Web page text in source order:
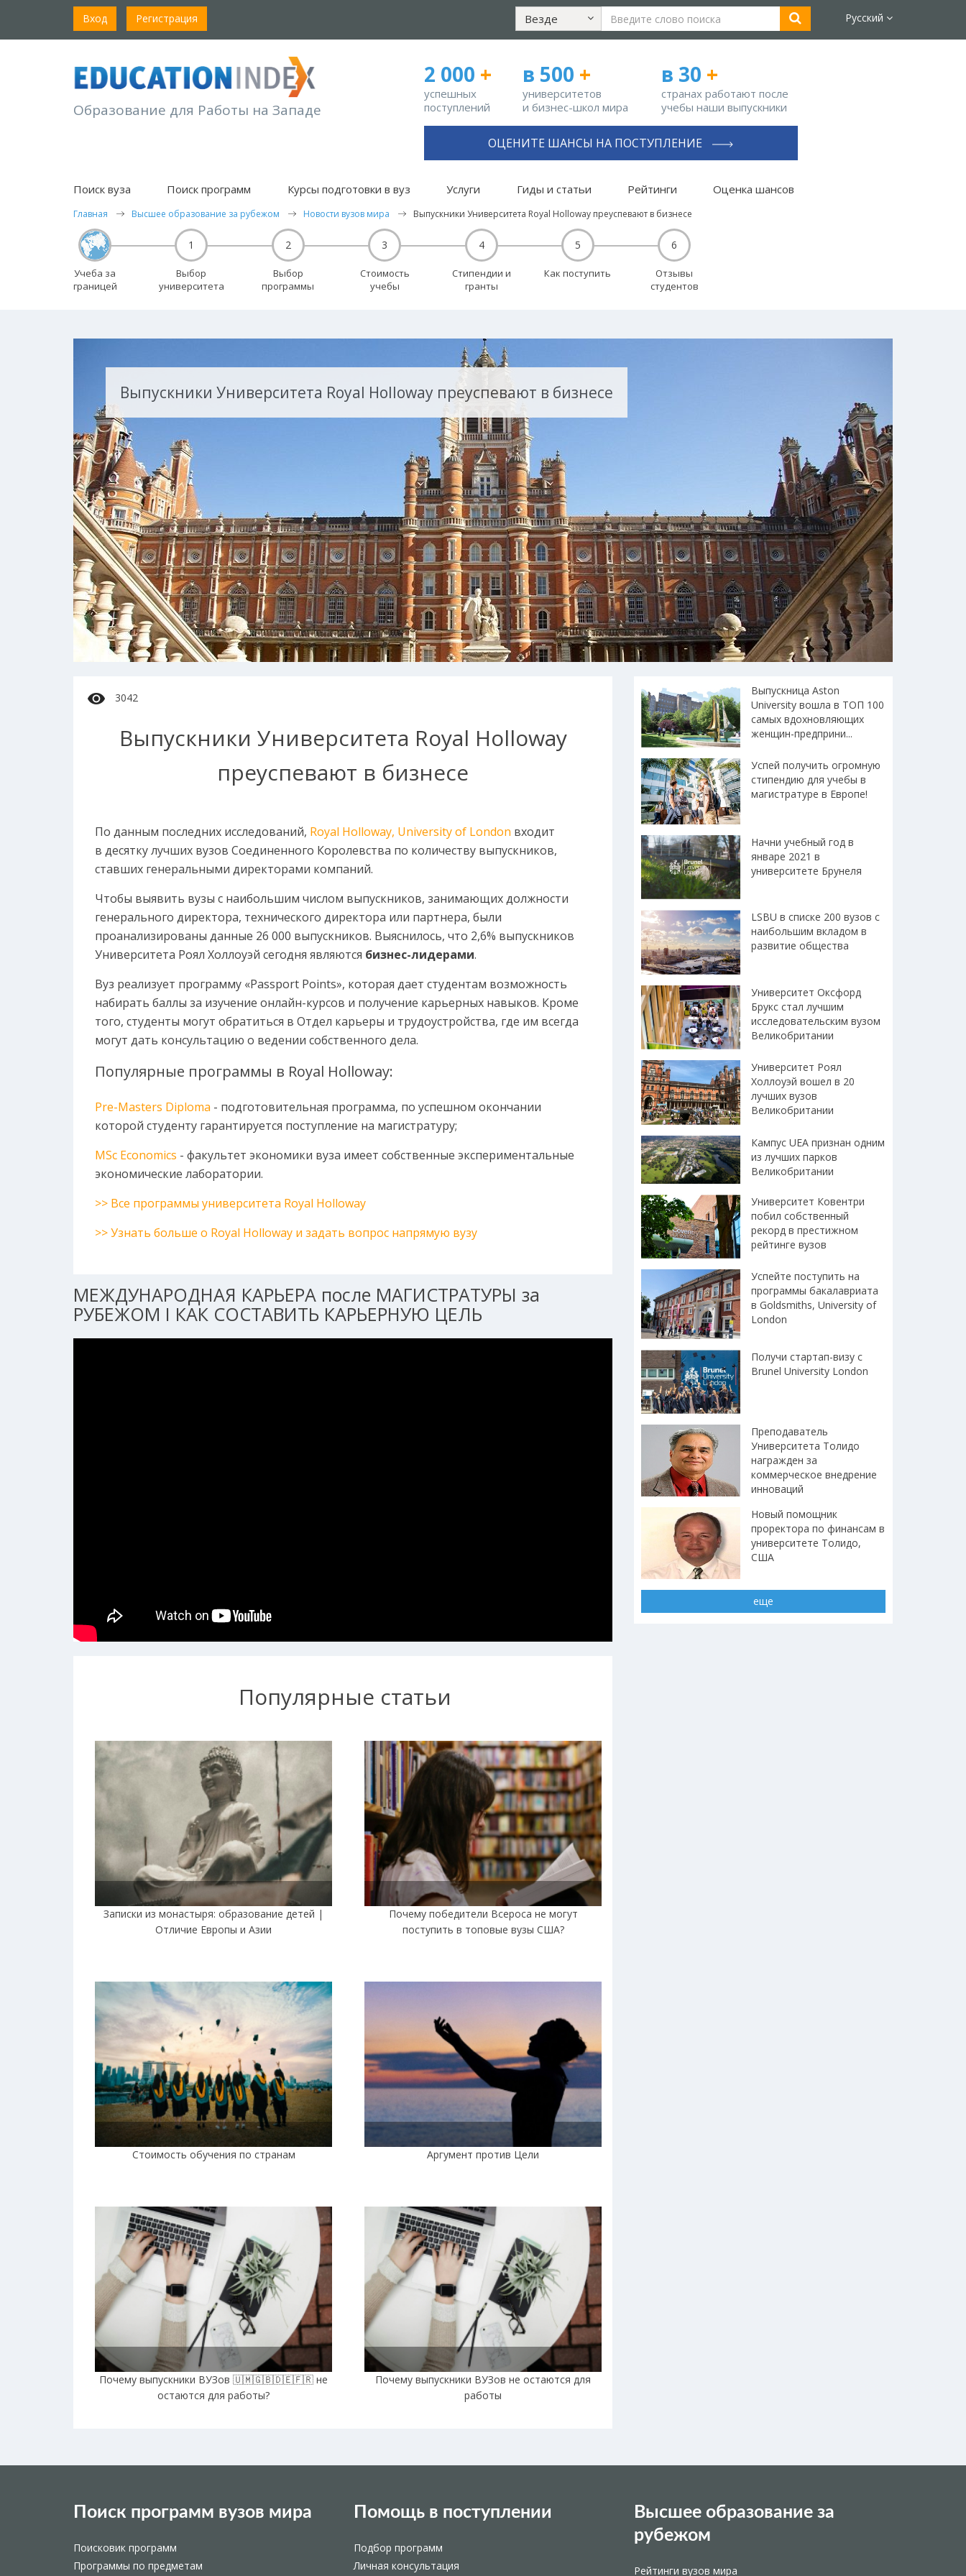
Вход Регистрация Везде Русский
Образование для Работы на Западе
2 000 +
успешных
поступлений
в 500 +
университетов
и бизнес-школ мира
в 30 +
странах работают после
учебы наши выпускники
ОЦЕНИТЕ ШАНСЫ НА ПОСТУПЛЕНИЕ
Поиск вуза Поиск программ Курсы подготовки в вуз Услуги Гиды и статьи Рейтинги Оценка шансов
Главная Высшее образование за рубежом Новости вузов мира Выпускники Университета Royal Holloway преуспевают в бизнесе
Учеба за
границей
1
Выбор
университета
2
Выбор
программы
3
Стоимость
учебы
4
Стипендии и
гранты
5
Как поступить
6
Отзывы
студентов
Выпускники Университета Royal Holloway преуспевают в бизнесе
3042
Выпускники Университета Royal Holloway
преуспевают в бизнесе
По данным последних исследований, Royal Holloway, University of London входит
в десятку лучших вузов Соединенного Королевства по количеству выпускников,
ставших генеральными директорами компаний.
Чтобы выявить вузы с наибольшим числом выпускников, занимающих должности
генерального директора, технического директора или партнера, были
проанализированы данные 26 000 выпускников. Выяснилось, что 2,6% выпускников
Университета Роял Холлоуэй сегодня являются бизнес-лидерами.
Вуз реализует программу «Passport Points», которая дает студентам возможность
набирать баллы за изучение онлайн-курсов и получение карьерных навыков. Кроме
того, студенты могут обратиться в Отдел карьеры и трудоустройства, где им всегда
могут дать консультацию о ведении собственного дела.
Популярные программы в Royal Holloway:
Pre-Masters Diploma - подготовительная программа, по успешном окончании
которой студенту гарантируется поступление на магистратуру;
MSc Economics - факультет экономики вуза имеет собственные экспериментальные
экономические лаборатории.
>> Все программы университета Royal Holloway
>> Узнать больше о Royal Holloway и задать вопрос напрямую вузу
МЕЖДУНАРОДНАЯ КАРЬЕРА после МАГИСТРАТУРЫ за
РУБЕЖОМ I КАК СОСТАВИТЬ КАРЬЕРНУЮ ЦЕЛЬ
Популярные статьи
Записки из монастыря: образование детей |
Отличие Европы и Азии
Почему победители Всероса не могут
поступить в топовые вузы США?
Стоимость обучения по странам Аргумент против Цели
Почему выпускники ВУЗов 🇺🇲🇬🇧🇩🇪🇫🇷 не
остаются для работы?
Почему выпускники ВУЗов не остаются для
работы
Выпускница Aston
University вошла в ТОП 100
самых вдохновляющих
женщин-предприни...
Успей получить огромную
стипендию для учебы в
магистратуре в Европе!
Начни учебный год в
январе 2021 в
университете Брунеля
LSBU в списке 200 вузов с
наибольшим вкладом в
развитие общества
Университет Оксфорд
Брукс стал лучшим
исследовательским вузом
Великобритании
Университет Роял
Холлоуэй вошел в 20
лучших вузов
Великобритании
Кампус UEA признан одним
из лучших парков
Великобритании
Университет Ковентри
побил собственный
рекорд в престижном
рейтинге вузов
Успейте поступить на
программы бакалавриата
в Goldsmiths, University of
London
Получи стартап-визу с
Brunel University London
Преподаватель
Университета Толидо
награжден за
коммерческое внедрение
инноваций
Новый помощник
проректора по финансам в
университете Толидо,
США
еще
Поиск программ вузов мира
Поисковик программ
Программы по предметам
Помощь в поступлении
Подбор программ
Личная консультация
Высшее образование за
рубежом
Рейтинги вузов мира